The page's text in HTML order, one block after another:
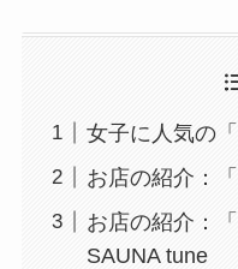
女子に人気の
お店の紹介：
お店の紹介：
SAUNA tune